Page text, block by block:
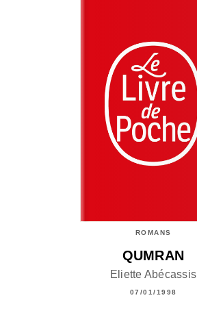
ROMANS
QUMRAN
Eliette Abécassis
07/01/1998